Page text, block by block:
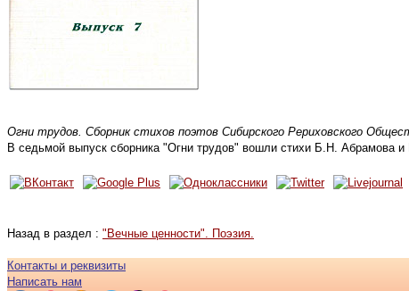
Огни трудов. Сборник стихов поэтов Сибирского Рериховского
В седьмой выпуск сборника "Огни трудов" вошли стихи Б.Н. Абрамова
Назад в раздел : "Вечные ценности". Поэзия.
Контакты и реквизиты
Написать нам